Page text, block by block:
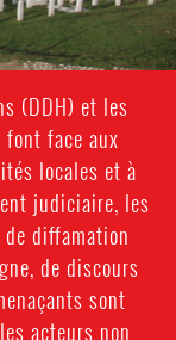
(DDH) et les
font face aux
locales et à
judiciaire, les
diffamation
de discours
sont
acteurs non